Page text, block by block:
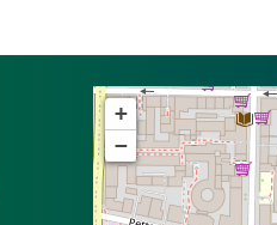
+
−